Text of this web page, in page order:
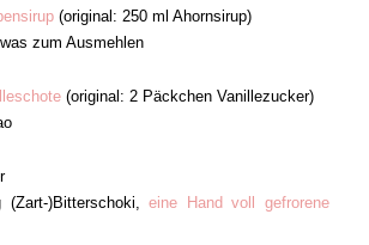
(original: 250 ml Ahornsirup)
zum Ausmehlen
(original: 2 Päckchen Vanillezucker)
(Zart-)Bitterschoki,eine Hand voll gefrorene